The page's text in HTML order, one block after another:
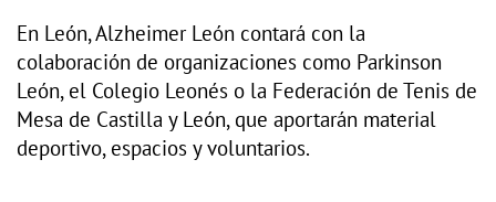
En León, Alzheimer León contará con la
colaboración de organizaciones como Parkinson
León, el Colegio Leonés o la Federación de Tenis de
Mesa de Castilla y León, que aportarán material
deportivo, espacios y voluntarios.